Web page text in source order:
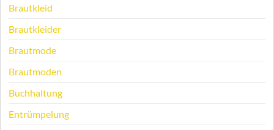
Brautkleid
Brautkleider
Brautmode
Brautmoden
Buchhaltung
Entrümpelung